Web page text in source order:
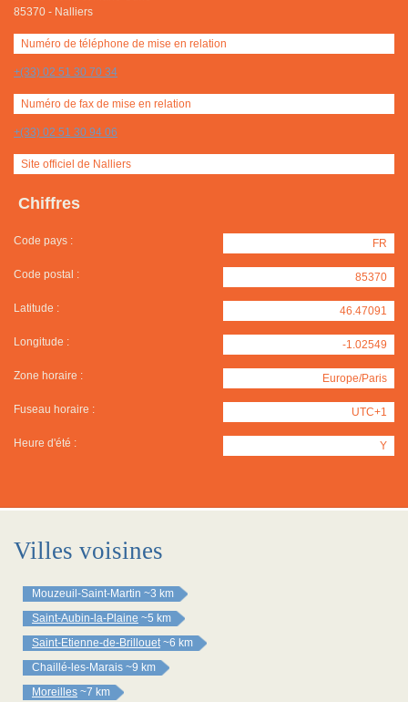
85370 - Nalliers
Numéro de téléphone de mise en relation
+(33) 02 51 30 70 34
Numéro de fax de mise en relation
+(33) 02 51 30 94 06
Site officiel de Nalliers
Chiffres
Code pays : FR
Code postal : 85370
Latitude : 46.47091
Longitude : -1.02549
Zone horaire : Europe/Paris
Fuseau horaire : UTC+1
Heure d'été : Y
Villes voisines
Mouzeuil-Saint-Martin ~3 km
Saint-Aubin-la-Plaine ~5 km
Saint-Etienne-de-Brillouet ~6 km
Chaillé-les-Marais ~9 km
Moreilles ~7 km